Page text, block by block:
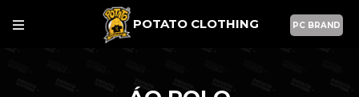
POTATO CLOTHING PC BRAND